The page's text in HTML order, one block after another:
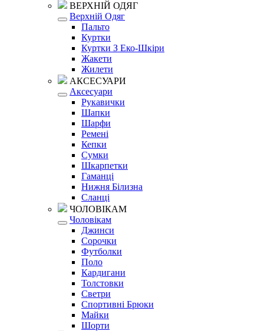
ВЕРХНІЙ ОДЯГ
Верхній Одяг
Пальто
Куртки
Куртки З Еко-Шкіри
Жакети
Жилети
АКСЕСУАРИ
Аксесуари
Рукавички
Шапки
Шарфи
Ремені
Кепки
Сумки
Шкарпетки
Гаманці
Нижня Білизна
Сланці
ЧОЛОВІКАМ
Чоловікам
Джинси
Сорочки
Футболки
Поло
Кардигани
Толстовки
Светри
Спортивні Брюки
Майки
Шорти